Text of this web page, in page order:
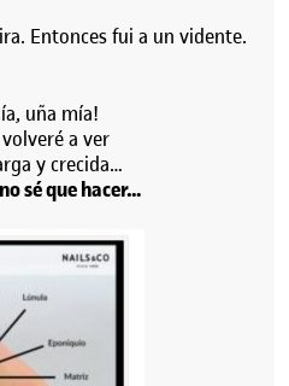
Entonces fui a un vidente.
uña mía!
a ver
y crecida…
no sé que hacer…